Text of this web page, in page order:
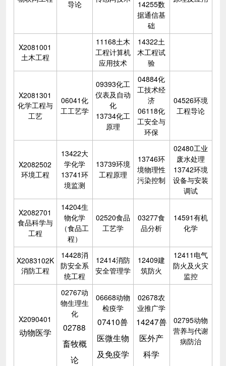
导论
14255数
据通信基
础
X2081001
土木工程
11168土木
工程计算机
应用技术
14322土
木工程试
验
X2081301
化学工程与
工艺
06041化
工工艺学
09393化工
仪表及自动
化
13734化工
原理
04884化
工技术经
济
06118化
工安全与
环保
04526环境
工程导论
X2082502
环境工程
13422大
学化学
13741环
境监测
13739环境
工程原理
13746环
境物理性
污染控制
02480工业
废水处理
13742环境
设备与安装
调试
X2082701
食品科学与
工程
14204生
物化学
（食品工
程）
02520食品
工艺学
03277食
品分析
14591有机
化学
X2083102K
消防工程
14428消
防安全系
统工程
12414消防
安全管理学
12409建
筑防火
12411电气
防火及火灾
监控
X2090401
动物医学
02767动
物生理生
化
02788
畜牧概
论
06668动物
检疫学
07410兽
医微生物
及免疫学
02678农
业推广学
14247兽
医外产
科学
02795动物
营养与代谢
病防治